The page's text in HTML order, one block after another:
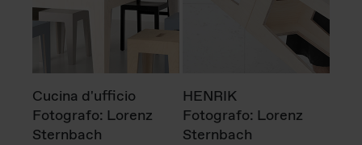
Cucina d'ufficio
Fotografo: Lorenz
Sternbach
HENRIK
Fotografo: Lorenz
Sternbach